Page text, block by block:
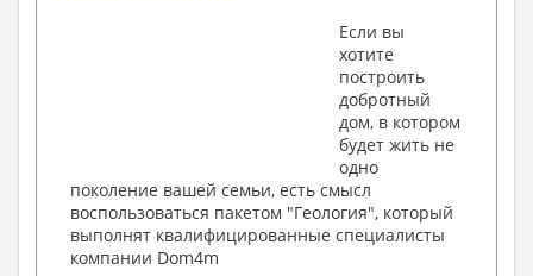
Если вы
хотите
построить
добротный
дом, в котором
будет жить не
одно
поколение вашей семьи, есть смысл
воспользоваться пакетом "Геология", который
выполнят квалифицированные специалисты
компании Dom4m